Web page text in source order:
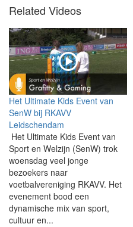
Related Videos
Het Ultimate Kids Event van
SenW bij RKAVV
Leidschendam
Het Ultimate Kids Event van
Sport en Welzijn (SenW) trok
woensdag veel jonge
bezoekers naar
voetbalvereniging RKAVV. Het
evenement bood een
dynamische mix van sport,
cultuur en...